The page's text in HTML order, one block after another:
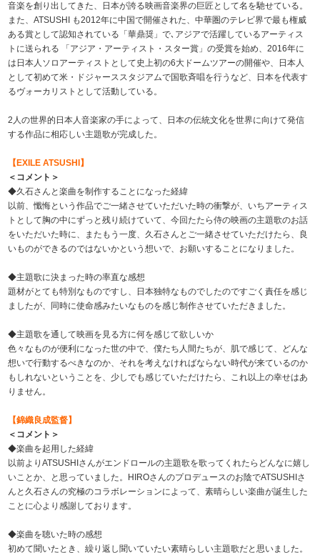
音楽を創り出してきた、日本が誇る映画音楽界の巨匠として名を馳せている。
また、ATSUSHI も2012年に中国で開催された、中華圏のテレビ界で最も権威
ある賞として認知されている「華鼎奨」で､アジアで活躍しているアーティス
トに送られる 「アジア・アーティスト・スター賞」の受賞を始め、2016年に
は日本人ソロアーティストとして史上初の6大ドームツアーの開催や、日本人
として初めて米・ドジャーススタジアムで国歌斉唱を行うなど、日本を代表す
るヴォーカリストとして活動している。
2人の世界的日本人音楽家の手によって、日本の伝統文化を世界に向けて発信
する作品に相応しい主題歌が完成した。
【EXILE ATSUSHI】
＜コメント＞
◆久石さんと楽曲を制作することになった経緯
以前、懺悔という作品でご一緒させていただいた時の衝撃が、いちアーティス
トとして胸の中にずっと残り続けていて、今回たたら侍の映画の主題歌のお話
をいただいた時に、またもう一度、久石さんとご一緒させていただけたら、良
いものができるのではないかという想いで、お願いすることになりました。
◆主題歌に決まった時の率直な感想
題材がとても特別なものですし、日本独特なものでしたのですごく責任を感じ
ましたが、同時に使命感みたいなものを感じ制作させていただきました。
◆主題歌を通して映画を見る方に何を感じて欲しいか
色々なものが便利になった世の中で、僕たち人間たちが、肌で感じて、どんな
想いで行動するべきなのか、それを考えなければならない時代が来ているのか
もしれないということを、少しでも感じていただけたら、これ以上の幸せはあ
りません。
【錦織良成監督】
＜コメント＞
◆楽曲を起用した経緯
以前よりATSUSHIさんがエンドロールの主題歌を歌ってくれたらどんなに嬉し
いことか、と思っていました。HIROさんのプロデュースのお陰でATSUSHIさ
んと久石さんの究極のコラボレーションによって、素晴らしい楽曲が誕生した
ことに心より感謝しております。
◆楽曲を聴いた時の感想
初めて聞いたとき、繰り返し聞いていたい素晴らしい主題歌だと思いました。